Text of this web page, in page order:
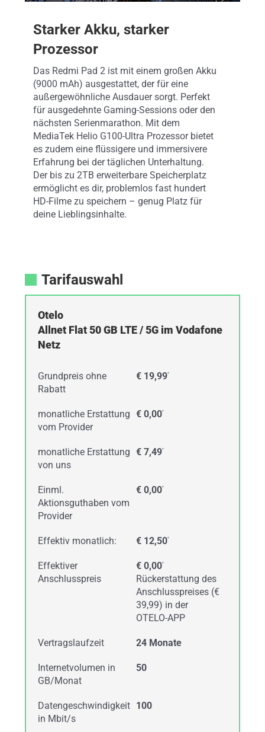
Starker Akku, starker
Prozessor
Das Redmi Pad 2 ist mit einem großen Akku
(9000 mAh) ausgestattet, der für eine
außergewöhnliche Ausdauer sorgt. Perfekt
für ausgedehnte Gaming-Sessions oder den
nächsten Serienmarathon. Mit dem
MediaTek Helio G100-Ultra Prozessor bietet
es zudem eine flüssigere und immersivere
Erfahrung bei der täglichen Unterhaltung.
Der bis zu 2TB erweiterbare Speicherplatz
ermöglicht es dir, problemlos fast hundert
HD-Filme zu speichern – genug Platz für
deine Lieblingsinhalte.
Tarifauswahl
Otelo
Allnet Flat 50 GB LTE / 5G im Vodafone
Netz
Grundpreis ohne
Rabatt
€ 19,99*
monatliche Erstattung
vom Provider
€ 0,00*
monatliche Erstattung
von uns
€ 7,49*
Einml.
Aktionsguthaben vom
Provider
€ 0,00*
Effektiv monatlich: € 12,50*
Effektiver
Anschlusspreis
€ 0,00*
Rückerstattung des
Anschlusspreises (€
39,99) in der
OTELO-APP
Vertragslaufzeit 24 Monate
Internetvolumen in
GB/Monat
50
Datengeschwindigkeit
in Mbit/s
100